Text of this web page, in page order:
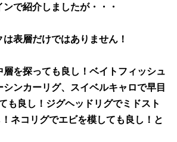
で紹介しましたが・・・
表層だけではありません！
層を探っても良し！ベイトフィッシュ
ンカーリグ、スイベルキャロで早目
良し！ジグヘッドリグでミドスト
ネコリグでエビを模しても良し！と